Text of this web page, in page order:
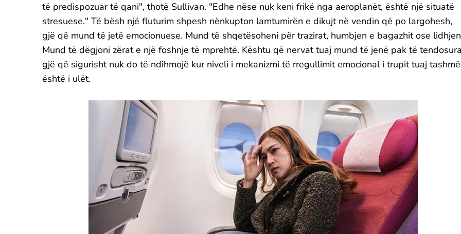
të predispozuar të qani", thotë Sullivan. "Edhe nëse nuk keni frikë nga aeroplanët, është një situatë
stresuese." Të bësh një fluturim shpesh nënkupton lamtumirën e dikujt në vendin që po largohesh,
gjë që mund të jetë emocionuese. Mund të shqetësoheni për trazirat, humbjen e bagazhit ose
Mund të dëgjoni zërat e një foshnje të mprehtë. Kështu që nervat tuaj mund të jenë pak të
gjë që sigurisht nuk do të ndihmojë kur niveli i mekanizmi të rregullimit emocional i trupit tuaj tashmë
është i ulët.